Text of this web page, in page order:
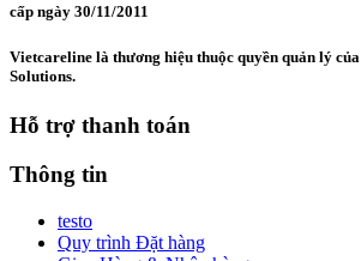
cấp ngày 30/11/2011
Vietcareline là thương hiệu thuộc quyền quản lý
Solutions.
Hỗ trợ thanh toán
Thông tin
testo
Quy trình Đặt hàng